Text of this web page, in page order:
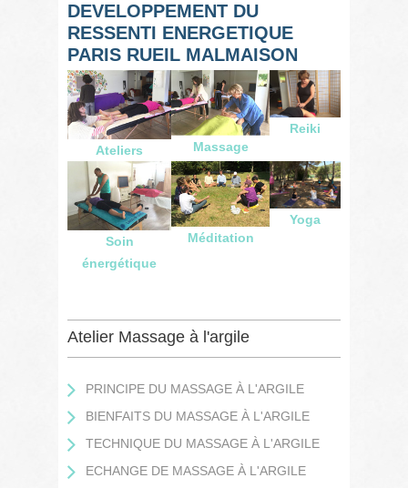
DEVELOPPEMENT DU
RESSENTI ENERGETIQUE
PARIS RUEIL MALMAISON
Ateliers Massage
Reiki
Soin
énergétique
Méditation
Yoga
Atelier Massage à l'argile
PRINCIPE DU MASSAGE À L'ARGILE
BIENFAITS DU MASSAGE À L'ARGILE
TECHNIQUE DU MASSAGE À L'ARGILE
ECHANGE DE MASSAGE À L'ARGILE